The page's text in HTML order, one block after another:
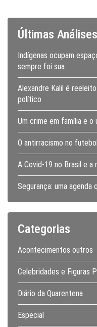
Últimas Análises
Indígenas ocupam
sempre foi sua
Alexandre Kalil é
político
Um crime em família e
O antirracismo no futebol
A Covid-19 no Brasil e
Segurança: uma agenda
Categorias
Acontecimentos outros
Celebridades e Figuras
Diário da Quarentena
Especial